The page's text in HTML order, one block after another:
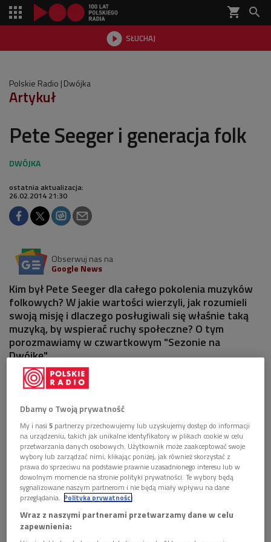
shopping_cart 
 SŁUCHAJ

Polskie Radio Dwójka
Artykuł
Pete Seeger i generacja folk
ostatnia aktualizacja:
26.02.2014 21:30
Obserwuj nas na
Google News
Kim był Pete Seeger dla całego pokolenia muzyków
folkowych? W jakie wartości wierzyli, jak rozumieli
swoją misję i dlaczego posługiwali się właśnie taką
muzyką, by wspierać ruchy społeczne? O tym
porozmawiamy w czwartkowym "Sezonie na
Dwójkę".
Pete Seeger Foto: Wikipedia/Joseph A. Horne/domena publiczna
Dbamy o Twoją prywatność
My i nasi5 partnerzy przechowujemy lub uzyskujemy dostęp do informacji
na urządzeniu, takich jak unikalne identyfikatory w plikach cookie w celu
przetwarzania danych osobowych. Użytkownik może zaakceptować swoje
wybory lub zarządzać nimi, klikając poniżej, jak również skorzystać z
prawa do sprzeciwu na podstawie prawnie uzasadnionego interesu lub w
dowolnym momencie na stronie polityki prywatności. Te wybory będą
sygnalizowane naszym partnerom i nie będą miały wpływu na dane
przeglądania. Polityka prywatności
Wraz z naszymi partnerami przetwarzamy dane w celu
zapewnienia: